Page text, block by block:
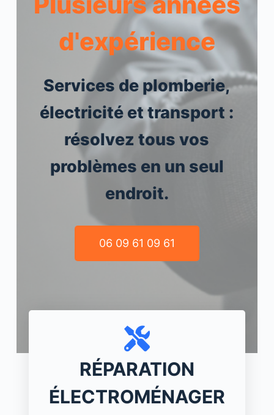
d'expérience
Services de plomberie,
électricité et transport :
résolvez tous vos
problèmes en un seul
endroit.
06 09 61 09 61
RÉPARATION
ÉLECTROMÉNAGER